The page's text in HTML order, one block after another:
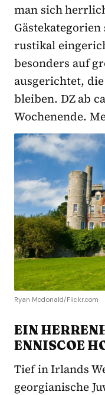
man sich
rustikal
besonders auf
ausgerichtet,
bleiben. DZ ab
Wochenende.
Ryan Mcdonald/Flickr.com
EIN
ENNISCOE
Tief in Irlands
georgianische